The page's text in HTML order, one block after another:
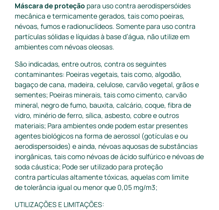
Máscara de proteção para uso contra aerodispersóides
mecânica e termicamente gerados, tais como poeiras,
névoas, fumos e radionuclídeos. Somente para uso contra
partículas sólidas e líquidas à base d’água, não utilize em
ambientes com névoas oleosas.
São indicadas, entre outros, contra os seguintes
contaminantes: Poeiras vegetais, tais como, algodão,
bagaço de cana, madeira, celulose, carvão vegetal, grãos e
sementes; Poeiras minerais, tais como cimento, carvão
mineral, negro de fumo, bauxita, calcário, coque, fibra de
vidro, minério de ferro, sílica, asbesto, cobre e outros
materiais; Para ambientes onde podem estar presentes
agentes biológicos na forma de aerossol (gotículas e ou
aerodispersoides) e ainda, névoas aquosas de substâncias
inorgânicas, tais como névoas de ácido sulfúrico e névoas de
soda cáustica; Pode ser utilizado para proteção
contra partículas altamente tóxicas, aquelas com limite
de tolerância igual ou menor que 0,05 mg/m3;
UTILIZAÇÕES E LIMITAÇÕES: